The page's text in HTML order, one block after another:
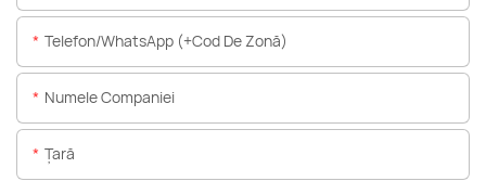
Telefon/WhatsApp (+Cod De Zonă)
Numele Companiei
Ţară